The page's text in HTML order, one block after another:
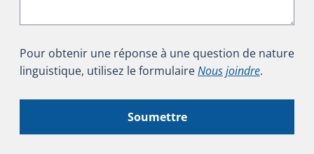
Pour obtenir une réponse à une question de nature
linguistique, utilisez le formulaireNous joindre.
Soumettre